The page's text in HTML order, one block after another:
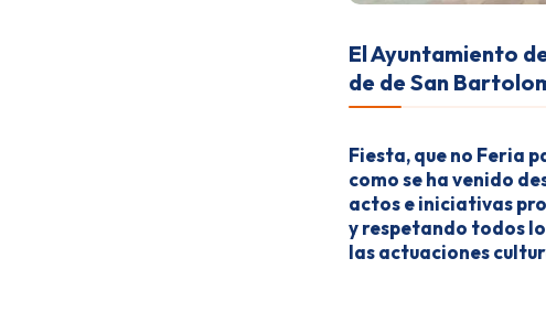
El Ayuntamiento
de de San
Fiesta, que no Feria
como se ha venido
actos e iniciativas
y respetando todos
las actuaciones